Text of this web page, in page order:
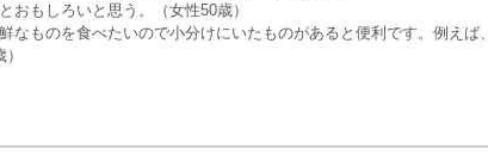
おもしろいと思う。（女性50歳）
なものを食べたいので小分けにいたものがあると便利です。例えば、